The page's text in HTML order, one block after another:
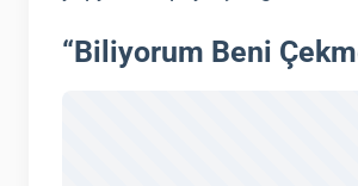
“Biliyorum Beni